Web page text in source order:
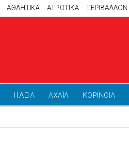
ΑΘΛΗΤΙΚΆ ΑΓΡΟΤΙΚΑ ΠΕΡΙΒΑΛΛΟΝ
ΗΛΕΙΑ ΑΧΑΪΑ ΚΟΡΙΝΘΙΑ